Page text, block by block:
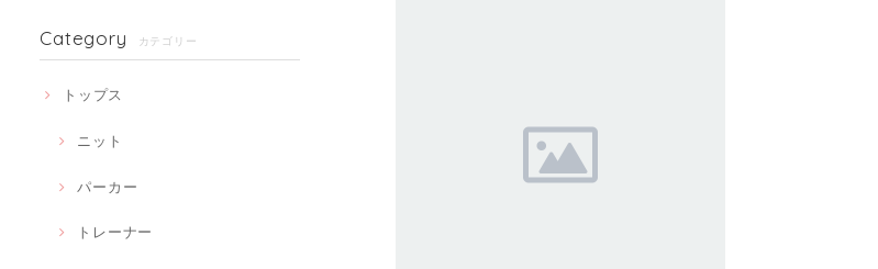
Category カテゴリー
トップス
ニット
パーカー
トレーナー